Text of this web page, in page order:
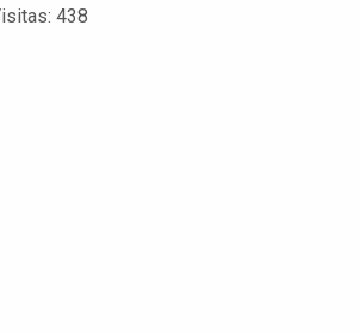
438